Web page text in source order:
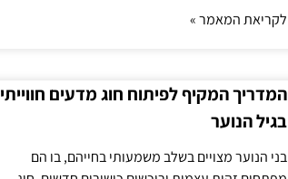
לקריאת המאמר »
המדריך המקיף לפיתוח חוג מדעים חווייתי
בגיל הנוער
בני הנוער מצויים בשלב משמעותי בחייהם, בו הם